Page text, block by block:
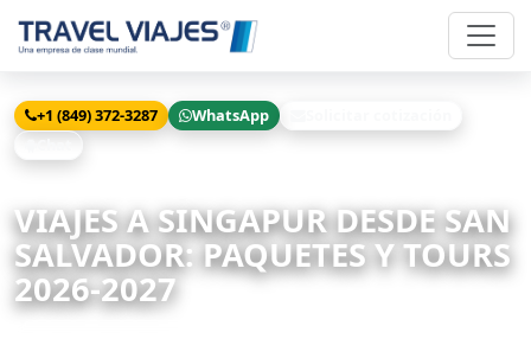
+1 (849) 372-3287 WhatsApp
VIAJES A SINGAPUR DESDE SAN
SALVADOR: PAQUETES Y TOURS
2026-2027